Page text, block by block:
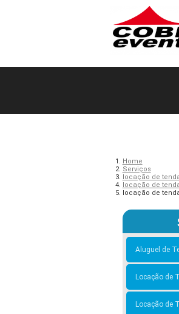
Home
Serviços
locação de
locação de
locação de
Aluguel de
Locação de
Locação de